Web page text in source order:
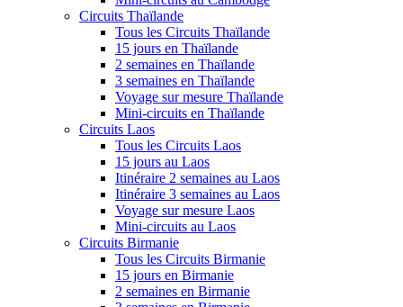
Circuits Thaïlande
Tous les Circuits Thaïlande
15 jours en Thaïlande
2 semaines en Thaïlande
3 semaines en Thaïlande
Voyage sur mesure Thaïlande
Mini-circuits en Thaïlande
Circuits Laos
Tous les Circuits Laos
15 jours au Laos
Itinéraire 2 semaines au Laos
Itinéraire 3 semaines au Laos
Voyage sur mesure Laos
Mini-circuits au Laos
Circuits Birmanie
Tous les Circuits Birmanie
15 jours en Birmanie
2 semaines en Birmanie